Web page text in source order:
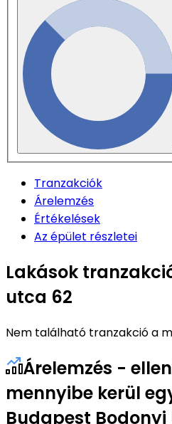
Tranzakciók
Árelemzés
Értékelések
Az épület részletei
Lakások
utca 62
Nem található tranzakció a
Árelemzés -
mennyibe kerül
Budapest